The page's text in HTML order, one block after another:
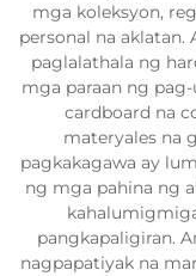
mga koleksyon,
personal na
paglalathala ng
mga paraan ng
cardboard na
materyales na
pagkakagawa ay
ng mga pahina ng
pangkapaligiran.
nagpapatiyak na